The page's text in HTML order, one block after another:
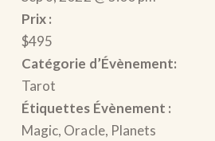
Prix :
$495
Catégorie d’Évènement:
Tarot
Étiquettes Évènement :
Magic, Oracle, Planets